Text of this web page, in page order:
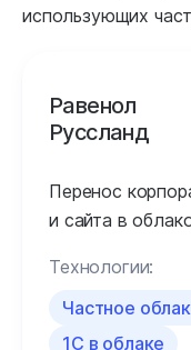
использующих
Равенол
Руссланд
Перенос
и сайта в
Технологии:
Частное
1С в облаке